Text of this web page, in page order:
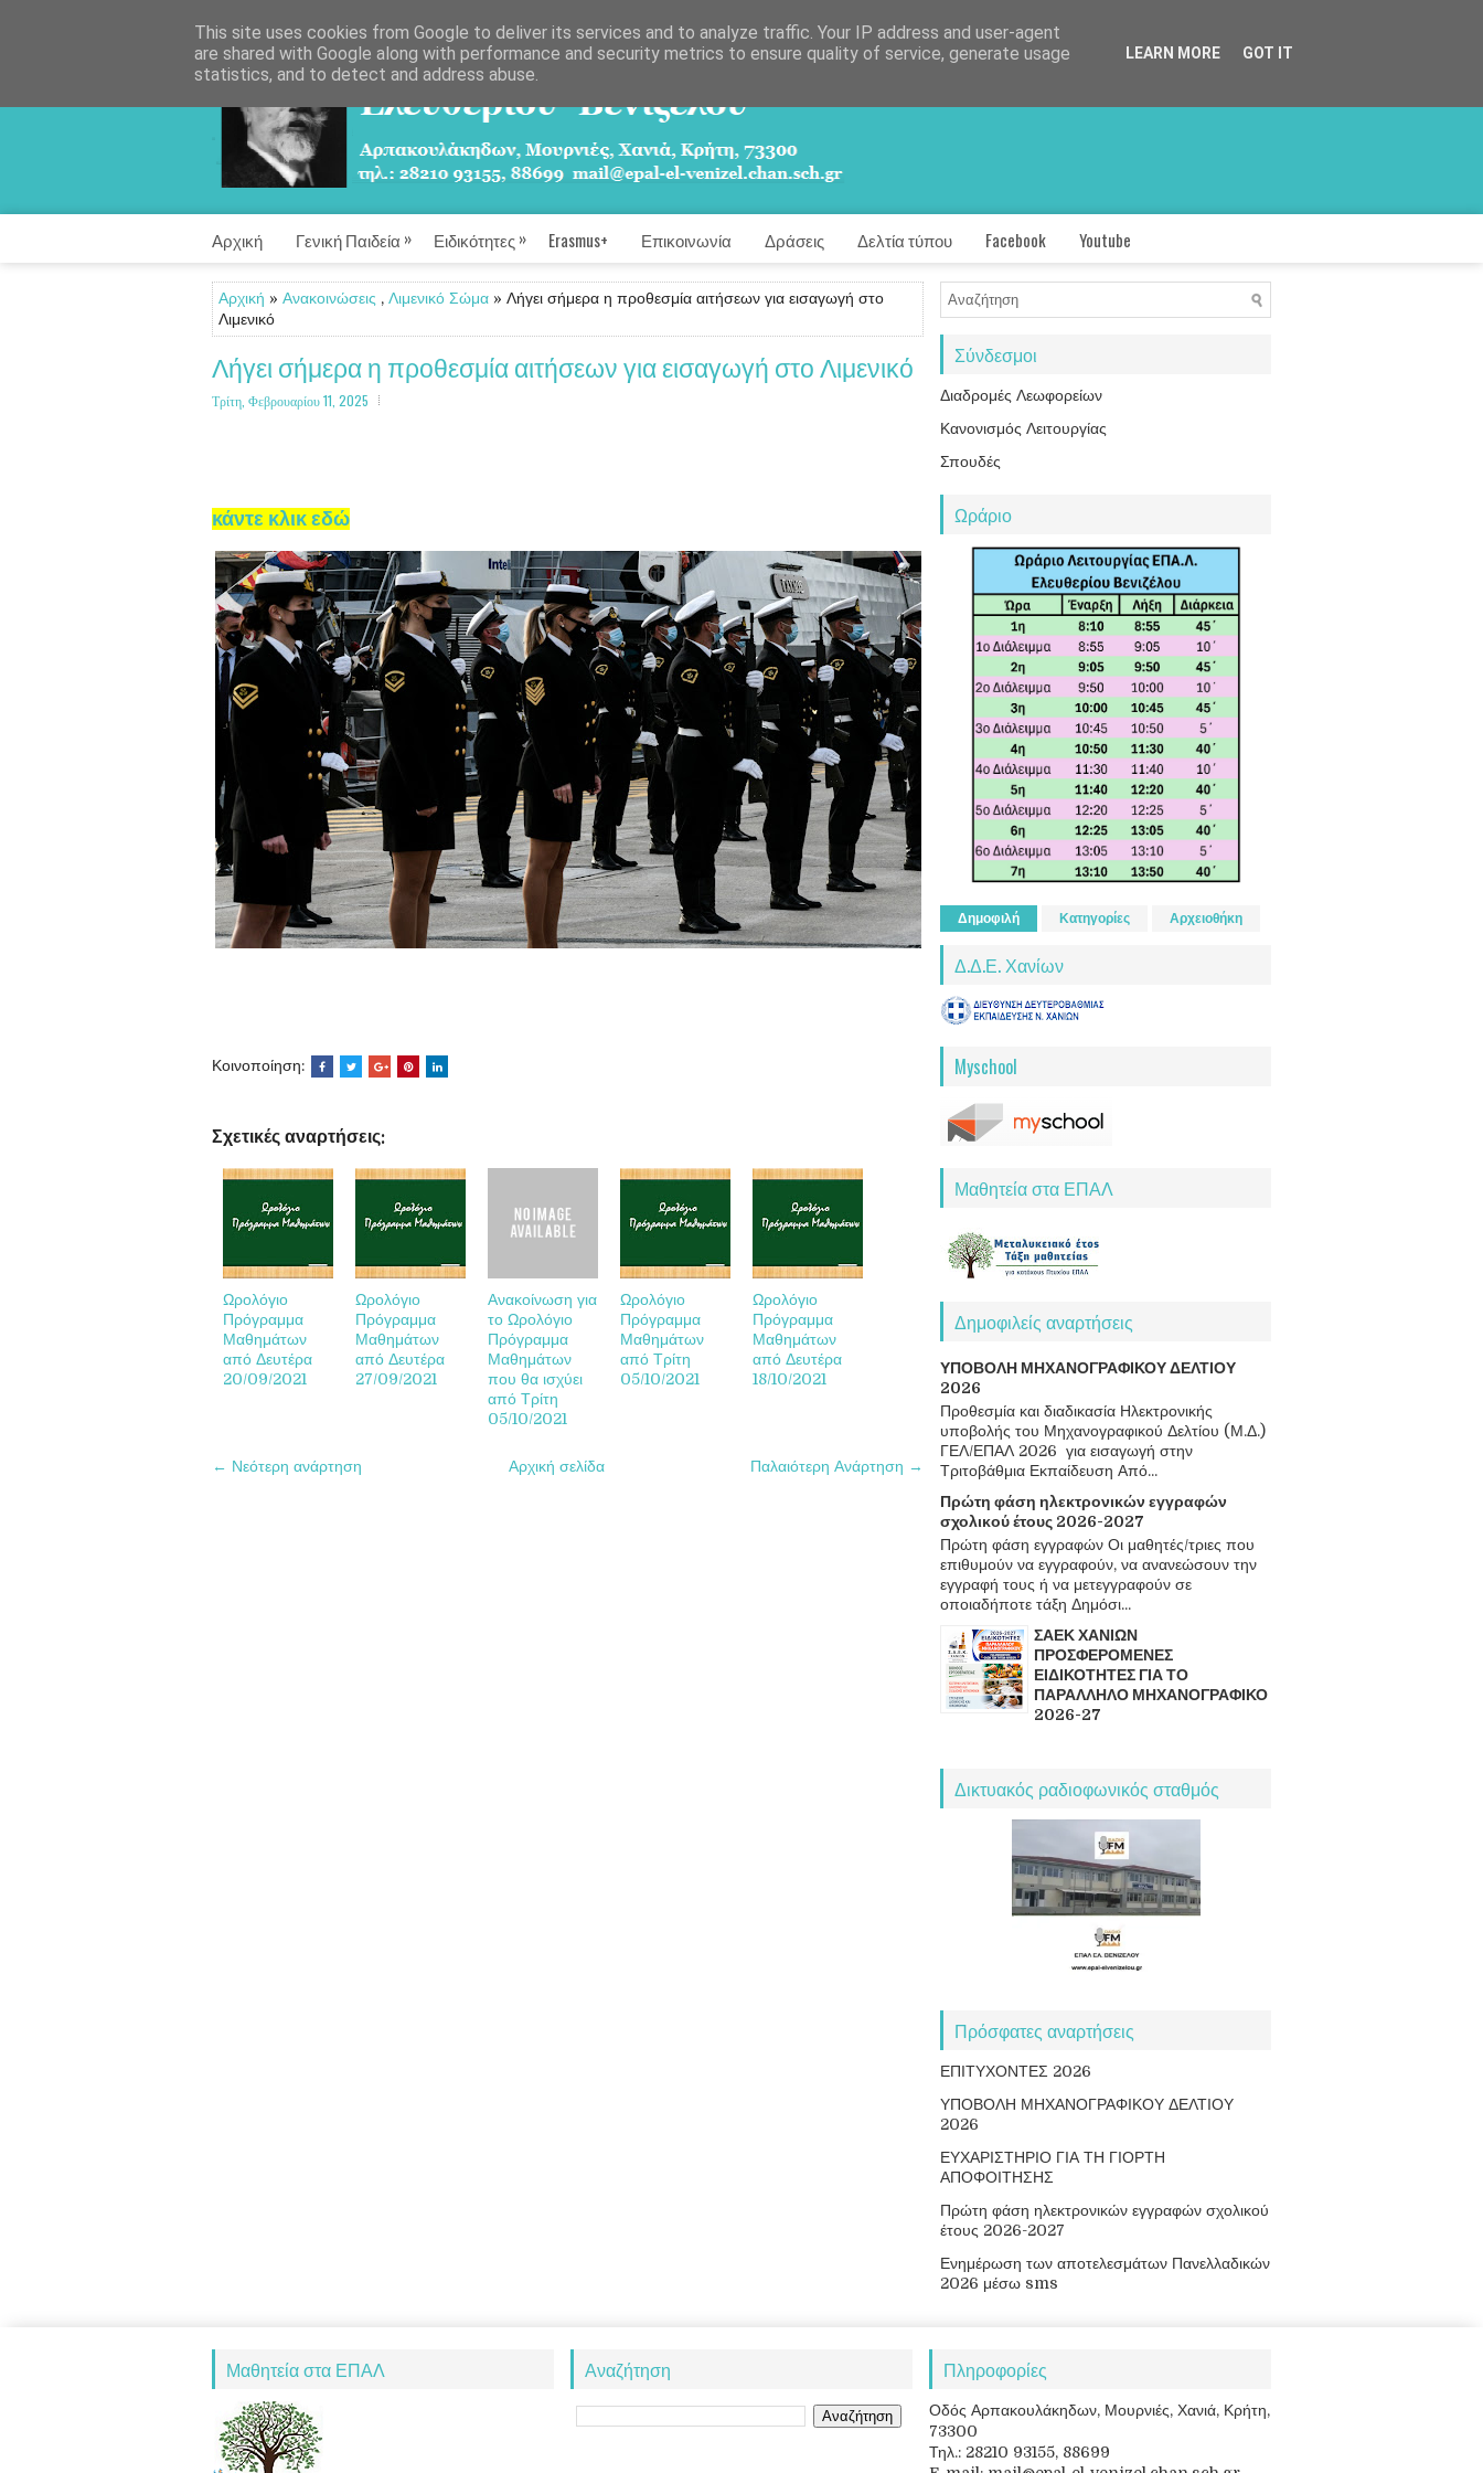
Αρχική Γενική Παιδεία » Ειδικότητες» Erasmus+ Επικοινωνία Δράσεις Δελτία τύπου Facebook Youtube
Αρχική » Ανακοινώσεις , Λιμενικό Σώμα » Λήγει σήμερα η προθεσμία αιτήσεων για εισαγωγή στο
Λιμενικό
Λήγει σήμερα η προθεσμία αιτήσεων για εισαγωγή στο Λιμενικό
Τρίτη, Φεβρουαρίου 11, 2025
κάντε κλικ εδώ
Κοινοποίηση:
Σχετικές αναρτήσεις:
Ωρολόγιο
Πρόγραμμα
Μαθημάτων
από Δευτέρα
20/09/2021
Ωρολόγιο
Πρόγραμμα
Μαθημάτων
από Δευτέρα
27/09/2021
Ανακοίνωση για
το Ωρολόγιο
Πρόγραμμα
Μαθημάτων
που θα ισχύει
από Τρίτη
05/10/2021
Ωρολόγιο
Πρόγραμμα
Μαθημάτων
από Τρίτη
05/10/2021
Ωρολόγιο
Πρόγραμμα
Μαθημάτων
από Δευτέρα
18/10/2021
← Νεότερη ανάρτηση Παλαιότερη Ανάρτηση →
Αρχική σελίδα
Σύνδεσμοι
Διαδρομές Λεωφορείων
Κανονισμός Λειτουργίας
Σπουδές
Ωράριο
Δημοφιλή Κατηγορίες Αρχειοθήκη
Δ.Δ.Ε. Χανίων
Myschool
Μαθητεία στα ΕΠΑΛ
Δημοφιλείς αναρτήσεις
ΥΠΟΒΟΛΗ ΜΗΧΑΝΟΓΡΑΦΙΚΟΥ ΔΕΛΤΙΟΥ
2026
Προθεσμία και διαδικασία Ηλεκτρονικής
υποβολής του Μηχανογραφικού Δελτίου (Μ.Δ.)
ΓΕΛ/ΕΠΑΛ 2026 για εισαγωγή στην
Τριτοβάθμια Εκπαίδευση Από...
Πρώτη φάση ηλεκτρονικών εγγραφών
σχολικού έτους 2026-2027
Πρώτη φάση εγγραφών Οι μαθητές/τριες που
επιθυμούν να εγγραφούν, να ανανεώσουν την
εγγραφή τους ή να μετεγγραφούν σε
οποιαδήποτε τάξη Δημόσι...
ΣΑΕΚ ΧΑΝΙΩΝ
ΠΡΟΣΦΕΡΟΜΕΝΕΣ
ΕΙΔΙΚΟΤΗΤΕΣ ΓΙΑ ΤΟ
ΠΑΡΑΛΛΗΛΟ ΜΗΧΑΝΟΓΡΑΦΙΚΟ
2026-27
Δικτυακός ραδιοφωνικός σταθμός
Πρόσφατες αναρτήσεις
ΕΠΙΤΥΧΟΝΤΕΣ 2026
ΥΠΟΒΟΛΗ ΜΗΧΑΝΟΓΡΑΦΙΚΟΥ ΔΕΛΤΙΟΥ
2026
ΕΥΧΑΡΙΣΤΗΡΙΟ ΓΙΑ ΤΗ ΓΙΟΡΤΗ
ΑΠΟΦΟΙΤΗΣΗΣ
Πρώτη φάση ηλεκτρονικών εγγραφών σχολικού
έτους 2026-2027
Ενημέρωση των αποτελεσμάτων Πανελλαδικών
2026 μέσω sms
Μαθητεία στα ΕΠΑΛ Αναζήτηση Πληροφορίες
Οδός Αρπακουλάκηδων, Μουρνιές, Χανιά, Κρήτη,
73300
Τηλ.: 28210 93155, 88699
This site uses cookies from Google to deliver its services and to analyze traffic. Your IP address and user-agent
are shared with Google along with performance and security metrics to ensure quality of service, generate usage
statistics, and to detect and address abuse.
LEARN MORE GOT IT